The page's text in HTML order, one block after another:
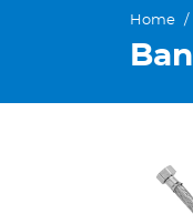
Home